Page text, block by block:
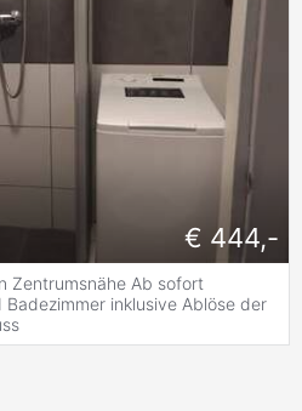
€ 444,-
Zentrumsnähe Ab sofort
inklusive Ablöse der